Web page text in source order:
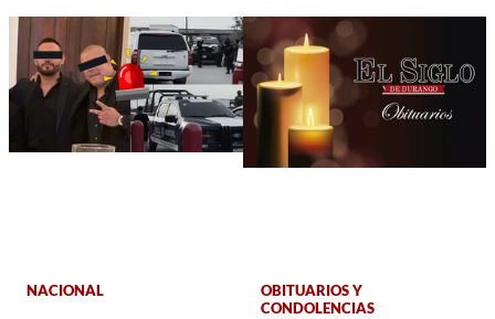
NACIONAL
OBITUARIOS Y
CONDOLENCIAS